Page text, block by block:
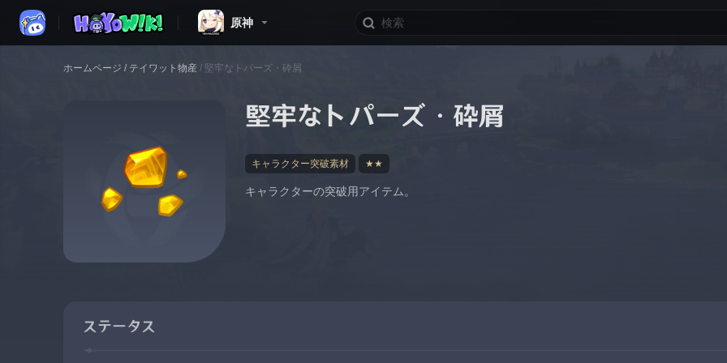
原神
ホームページ / テイワット物産 / 堅牢なトパーズ・砕屑
堅牢なトパーズ・砕屑
キャラクター突破素材 ★★
キャラクターの突破用アイテム。
ステータス